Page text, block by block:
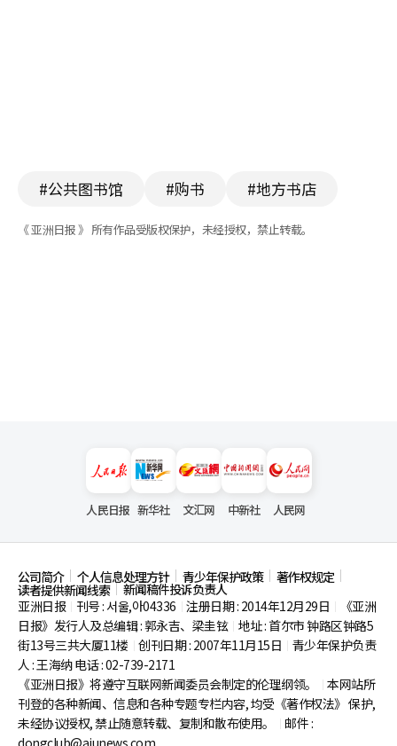
#公共图书馆 #购书 #地方书店
《 亚洲日报 》 所有作品受版权保护，未经授权，禁止转载。
人民日报 新华社 文汇网 中新社 人民网
公司简介 个人信息处理方针 青少年保护政策 著作权规定
读者提供新闻线索
新闻稿件投诉负责人
亚洲日报
刊号 : 서울,아04336 注册日期 : 2014年12月29日
《亚洲
日报》发行人及总编辑 : 郭永吉、梁圭铉 地址 : 首尔市钟路区钟路5
街13号三共大厦11楼 创刊日期 : 2007年11月15日
青少年保护负责
人 : 王海纳 电话 : 02-739-2171
《亚洲日报》将遵守互联网新闻委员会制定的伦理纲领。
本网站所
刊登的各种新闻、信息和各种专题专栏内容, 均受《著作权法》 保护,
未经协议授权, 禁止随意转载、复制和散布使用。
邮件 :
dongclub@ajunews.com